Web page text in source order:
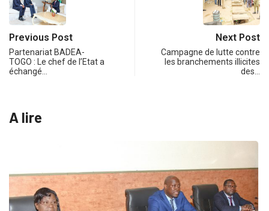
Previous Post
Partenariat BADEA-
TOGO : Le chef de l’Etat a
échangé…
Next Post
Campagne de lutte contre
les branchements illicites
des…
A lire